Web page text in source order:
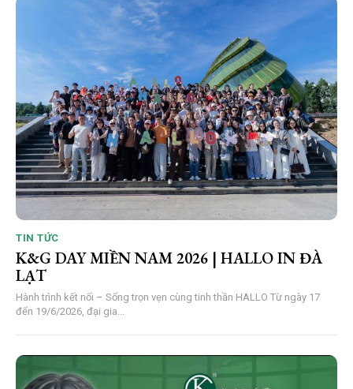
TIN TỨC
K&G DAY MIỀN NAM 2026 | HALLO IN ĐÀ
LẠT
Hành trình kết nối – Sống trọn vẹn cùng tinh thần HALLO Từ ngày 17
đến 19/6/2026, đại gia...